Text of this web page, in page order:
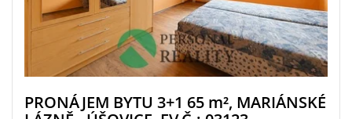
PRONÁJEM BYTU 3+1 65 m², MARIÁNSKÉ